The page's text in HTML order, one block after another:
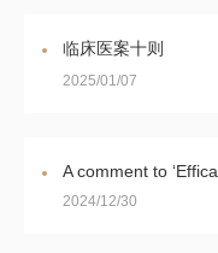
临床医案十则
2025/01/07
2024/12/30